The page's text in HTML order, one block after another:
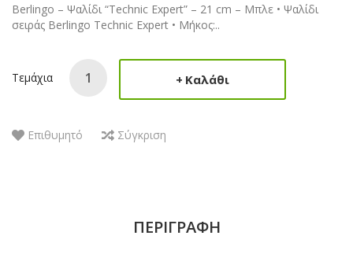
Berlingo – Ψαλίδι “Technic Expert” – 21 cm – Μπλε • Ψαλίδι
σειράς Berlingo Technic Expert • Μήκος:..
Τεμάχια Καλάθι
Επιθυμητό Σύγκριση
ΠΕΡΙΓΡΑΦΉ